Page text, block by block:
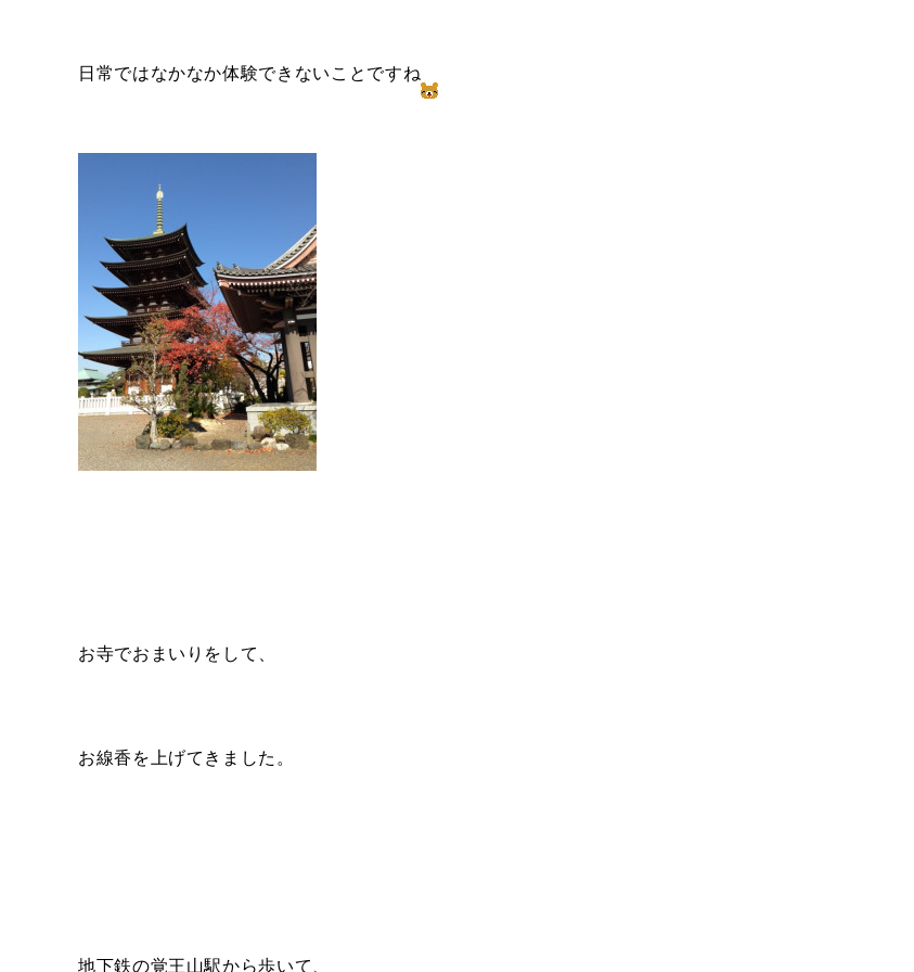
日常ではなかなか体験できないことですね
お寺でおまいりをして、
お線香を上げてきました。
地下鉄の覚王山駅から歩いて、